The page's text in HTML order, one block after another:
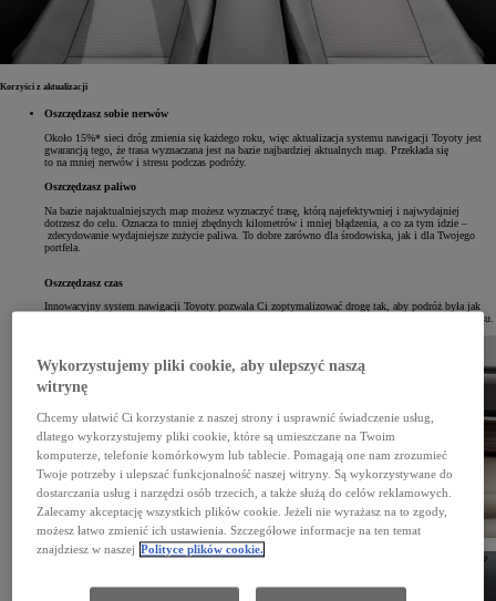
Korzyści z aktualizacji
Oszczędzasz sobie nerwów
Około 15%* sieci dróg zmienia się każdego roku, więc aktualizacja systemu nawigacji Toyoty jest
gwarancją tego, że trasa wyznaczana jest na bazie najbardziej aktualnych map. Przekłada się
to na mniej nerwów i stresu podczas podróży.
Oszczędzasz paliwo
Na bazie najaktualniejszych map możesz wyznaczyć trasę, którą najefektywniej i najwydajniej
dotrzesz do celu. Oznacza to mniej zbędnych kilometrów i mniej błądzenia, a co za tym idzie –
zdecydowanie wydajniejsze zużycie paliwa. To dobre zarówno dla środowiska, jak i dla Twojego
portfela.
Oszczędzasz czas
Innowacyjny system nawigacji Toyoty pozwala Ci zoptymalizować drogę tak, aby podróż była jak
najszybsza lub przebiegała najdogodniejszą trasą, w zależności od tego, ile przewidujesz na nią czasu.
Wykorzystujemy pliki cookie, aby ulepszyć naszą
witrynę
Chcemy ułatwić Ci korzystanie z naszej strony i usprawnić świadczenie usług,
dlatego wykorzystujemy pliki cookie, które są umieszczane na Twoim
komputerze, telefonie komórkowym lub tablecie. Pomagają one nam zrozumieć
Twoje potrzeby i ulepszać funkcjonalność naszej witryny. Są wykorzystywane do
dostarczania usług i narzędzi osób trzecich, a także służą do celów reklamowych.
Zalecamy akceptację wszystkich plików cookie. Jeżeli nie wyrażasz na to zgody,
możesz łatwo zmienić ich ustawienia. Szczegółowe informacje na ten temat
znajdziesz w naszej Polityce plików cookie.